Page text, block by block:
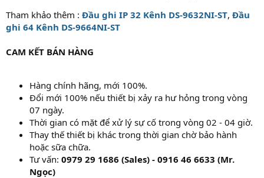
Tham khảo thêm : Đầu ghi IP 32 Kênh DS-9632NI-ST, Đầu
ghi 64 Kênh DS-9664NI-ST
CAM KẾT BÁN HÀNG
Hàng chính hãng, mới 100%.
Đổi mới 100% nếu thiết bị xảy ra hư hỏng trong vòng
07 ngày.
Thời gian có mặt để xử lý sự cố trong vòng 02 - 04 giờ.
Thay thế thiết bị khác trong thời gian chờ bảo hành
hoặc sữa chữa.
Tư vấn: 0979 29 1686 (Sales) - 0916 46 6633 (Mr.
Ngọc)